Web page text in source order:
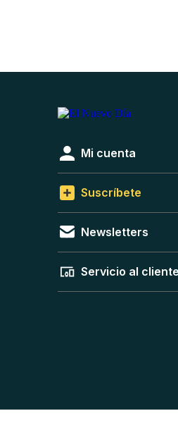
Mi cuenta
Suscríbete
Newsletters
Servicio al cliente